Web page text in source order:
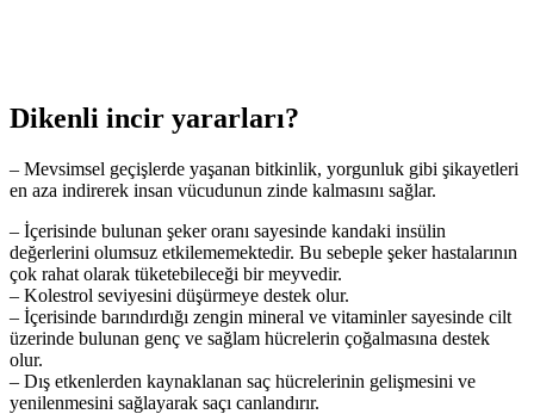
Dikenli incir yararları?
– Mevsimsel geçişlerde yaşanan bitkinlik, yorgunluk gibi şikayetleri
en aza indirerek insan vücudunun zinde kalmasını sağlar.
– İçerisinde bulunan şeker oranı sayesinde kandaki insülin
değerlerini olumsuz etkilememektedir. Bu sebeple şeker hastalarının
çok rahat olarak tüketebileceği bir meyvedir.
– Kolestrol seviyesini düşürmeye destek olur.
– İçerisinde barındırdığı zengin mineral ve vitaminler sayesinde cilt
üzerinde bulunan genç ve sağlam hücrelerin çoğalmasına destek
olur.
– Dış etkenlerden kaynaklanan saç hücrelerinin gelişmesini ve
yenilenmesini sağlayarak saçı canlandırır.